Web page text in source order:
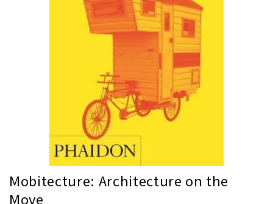
Mobitecture: Architecture on the
Move